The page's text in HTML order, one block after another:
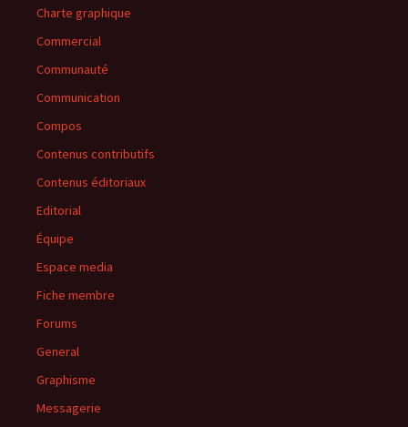
Charte graphique
Commercial
Communauté
Communication
Compos
Contenus contributifs
Contenus éditoriaux
Editorial
Équipe
Espace media
Fiche membre
Forums
General
Graphisme
Messagerie